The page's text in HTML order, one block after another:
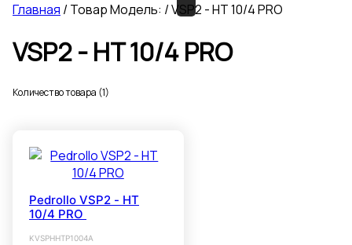
Главная / Товар Модель: / VSP2 - HT 10/4 PRO
VSP2 - HT 10/4 PRO
Количество товара (1)
Pedrollo VSP2 - HT
10/4 PRO
KVSPHHTP1004A